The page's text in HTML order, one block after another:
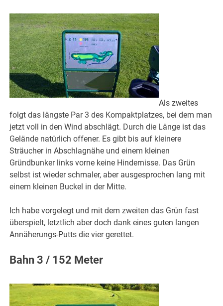
Als zweites
folgt das längste Par 3 des Kompaktplatzes, bei dem man
jetzt voll in den Wind abschlägt. Durch die Länge ist das
Gelände natürlich offener. Es gibt bis auf kleinere
Sträucher in Abschlagnähe und einem kleinen
Gründbunker links vorne keine Hindernisse. Das Grün
selbst ist wieder schmaler, aber ausgesprochen lang mit
einem kleinen Buckel in der Mitte.
Ich habe vorgelegt und mit dem zweiten das Grün fast
überspielt, letztlich aber doch dank eines guten langen
Annäherungs-Putts die vier gerettet.
Bahn 3 / 152 Meter